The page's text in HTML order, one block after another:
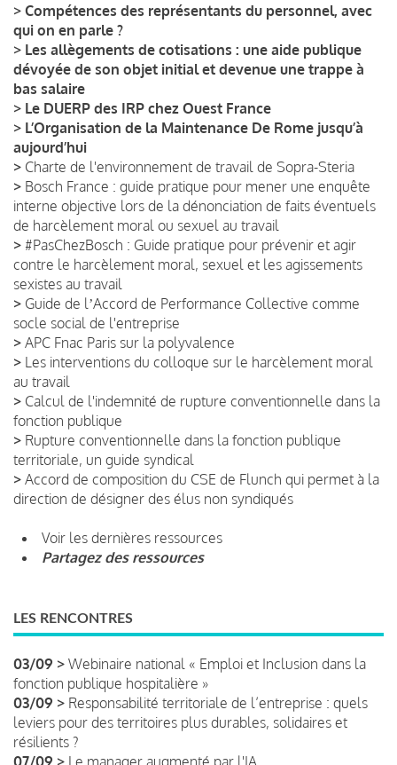
> Compétences des représentants du personnel, avec
qui on en parle ?
> Les allègements de cotisations : une aide publique
dévoyée de son objet initial et devenue une trappe à
bas salaire
> Le DUERP des IRP chez Ouest France
> L’Organisation de la Maintenance De Rome jusqu’à
aujourd’hui
> Charte de l'environnement de travail de Sopra-Steria
> Bosch France : guide pratique pour mener une enquête
interne objective lors de la dénonciation de faits éventuels
de harcèlement moral ou sexuel au travail
> #PasChezBosch : Guide pratique pour prévenir et agir
contre le harcèlement moral, sexuel et les agissements
sexistes au travail
> Guide de lʼAccord de Performance Collective comme
socle social de l'entreprise
> APC Fnac Paris sur la polyvalence
> Les interventions du colloque sur le harcèlement moral
au travail
> Calcul de l'indemnité de rupture conventionnelle dans la
fonction publique
> Rupture conventionnelle dans la fonction publique
territoriale, un guide syndical
> Accord de composition du CSE de Flunch qui permet à la
direction de désigner des élus non syndiqués
Voir les dernières ressources
Partagez des ressources
LES RENCONTRES
03/09 > Webinaire national « Emploi et Inclusion dans la
fonction publique hospitalière »
03/09 > Responsabilité territoriale de l’entreprise : quels
leviers pour des territoires plus durables, solidaires et
résilients ?
07/09 > Le manager augmenté par l'IA